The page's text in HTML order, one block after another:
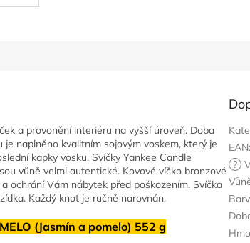
a provonění interiéru na vyšší úroveň. Doba
naplněno kvalitním sojovým voskem, který je
kapky vosku. Svíčky Yankee Candle
vůně velmi autentické. Kovové víčko bronzové
ochrání Vám nábytek před poškozením. Svíčka
Každý knot je ručně narovnán.
(Jasmín a pomelo) 552 g
EAN:
?